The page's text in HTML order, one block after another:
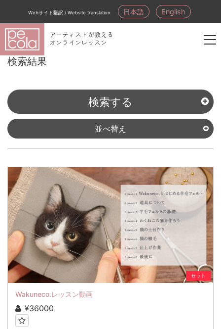
Webサイト翻訳 / Website translation 日本語 English
アーティストが教える
オンラインレッスン
員
登
録
検索結果
検索する
並べ替え
セット
Wakuneco.レッスン動画
¥36000